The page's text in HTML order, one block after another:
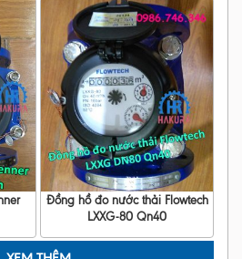
Đồng hồ đo nước thải Flowtech
LXXG-80 Qn40